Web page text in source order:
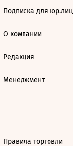
Подписка для юр.лиц
О компании
Редакция
Менеджмент
Правила торговли